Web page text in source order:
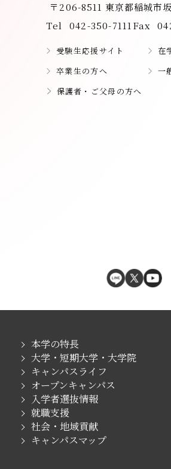
〒206-8511 東京都稲城市
Tel
042-350-7111Fax
受験生応援サイト
在
卒業生の方へ
一
保護者・ご父母の方へ
本学の特長
大学・短期大学・大学院
キャンパスライフ
オープンキャンパス
入学者選抜情報
就職支援
社会・地域貢献
キャンパスマップ